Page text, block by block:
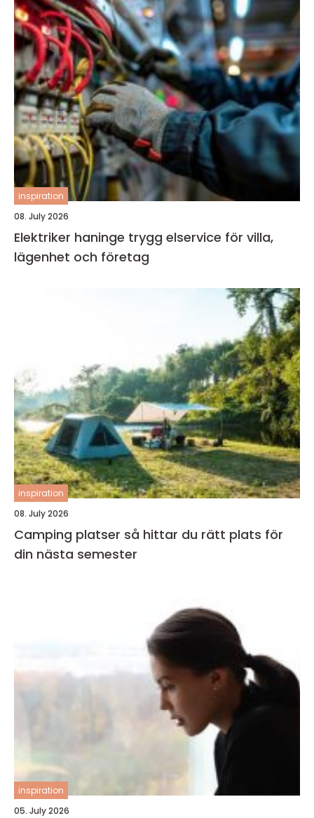
inspiration
08. July 2026
Elektriker haninge trygg elservice för villa,
lägenhet och företag
inspiration
08. July 2026
Camping platser så hittar du rätt plats för
din nästa semester
inspiration
05. July 2026